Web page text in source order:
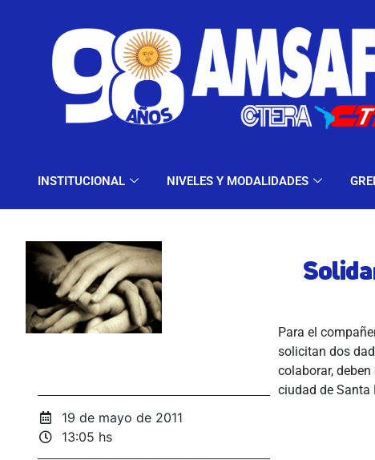
INSTITUCIONAL NIVELES Y MODALIDADES
INSTITUCIONAL
19 de mayo de 2011
13:05 hs
Para el
solicitan dos
colaborar,
ciudad de Santa